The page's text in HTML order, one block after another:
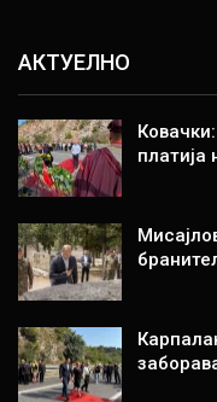
АКТУЕЛНО
платија